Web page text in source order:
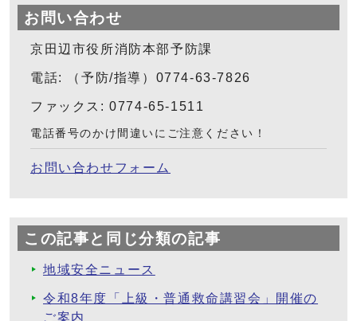
お問い合わせ
京田辺市役所消防本部予防課
電話: （予防/指導）0774-63-7826
ファックス: 0774-65-1511
電話番号のかけ間違いにご注意ください！
お問い合わせフォーム
この記事と同じ分類の記事
地域安全ニュース
令和8年度「上級・普通救命講習会」開催の
ご案内